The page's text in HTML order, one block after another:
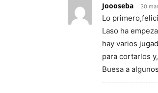
Joooseba 30
Lo
Laso ha
hay varios
para cortarlos
Buesa a